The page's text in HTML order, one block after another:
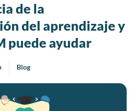
de la
del aprendizaje y
puede ayudar
Blog